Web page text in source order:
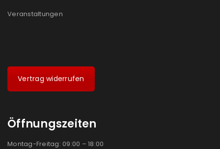
Veranstaltungen
Vertrag widerrufen
Öffnungszeiten
Montag-Freitag: 09:00 – 18:00